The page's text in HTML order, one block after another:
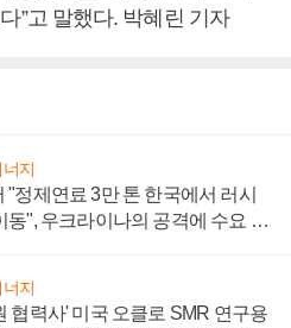
”고 말했다. 박혜린 기자
너지
"정제연료 3만 톤 한국에서 러시
동", 우크라이나의 공격에 수요 늘
너지
협력사' 미국 오클로 SMR 연구용